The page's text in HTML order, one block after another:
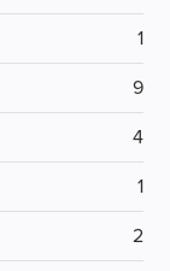
1
9
4
1
2